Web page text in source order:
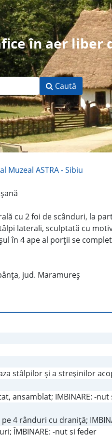
în aer liber
Caută
Muzeal ASTRA - Sibiu
cu 2 foi de scânduri, la
laterali, sculptată cu
în 4 ape al porţii se
jud. Maramureş
stâlpilor şi a streşinilor
ansamblat; IMBINARE: -
pe 4 rânduri cu draniţă;
ÎMBINARE: -nut şi feder